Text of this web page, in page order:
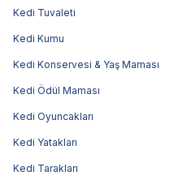
Kedi Tuvaleti
Kedi Kumu
Kedi Konservesi & Yaş Maması
Kedi Ödül Maması
Kedi Oyuncakları
Kedi Yatakları
Kedi Tarakları